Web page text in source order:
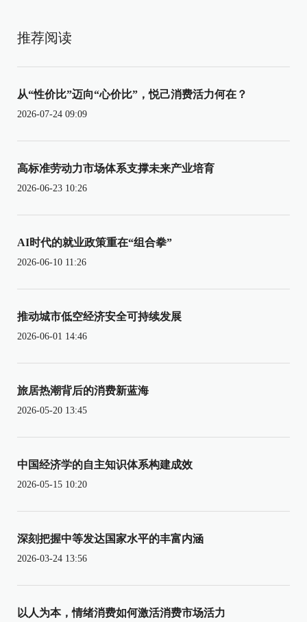
推荐阅读
从“性价比”迈向“心价比”，悦己消费活力何在？
2026-07-24 09:09
高标准劳动力市场体系支撑未来产业培育
2026-06-23 10:26
AI时代的就业政策重在“组合拳”
2026-06-10 11:26
推动城市低空经济安全可持续发展
2026-06-01 14:46
旅居热潮背后的消费新蓝海
2026-05-20 13:45
中国经济学的自主知识体系构建成效
2026-05-15 10:20
深刻把握中等发达国家水平的丰富内涵
2026-03-24 13:56
以人为本，情绪消费如何激活消费市场活力